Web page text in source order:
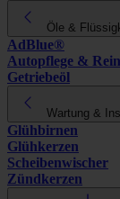
Öle &
AdBlue®
Autopflege &
Getriebeöl
Wartung &
Glühbirnen
Glühkerzen
Scheibenwischer
Zündkerzen